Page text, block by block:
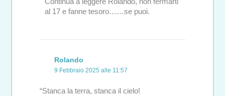
al 17 e fanne tesoro……se puoi.
Rolando
9 Febbraio 2025 alle 11:57
“Stanca la terra, stanca il cielo!